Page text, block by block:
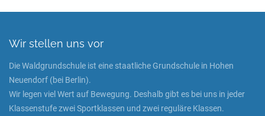
Wir stellen uns vor
Die Waldgrundschule ist eine staatliche Grundschule in Hohen
Neuendorf (bei Berlin).
Wir legen viel Wert auf Bewegung. Deshalb gibt es bei uns in jeder
Klassenstufe zwei Sportklassen und zwei reguläre Klassen.